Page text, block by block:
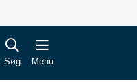
Søg Menu